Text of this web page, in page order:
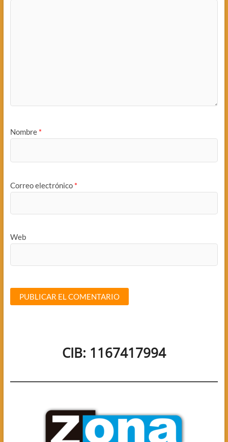
Nombre *
Correo electrónico *
Web
CIB: 1167417994